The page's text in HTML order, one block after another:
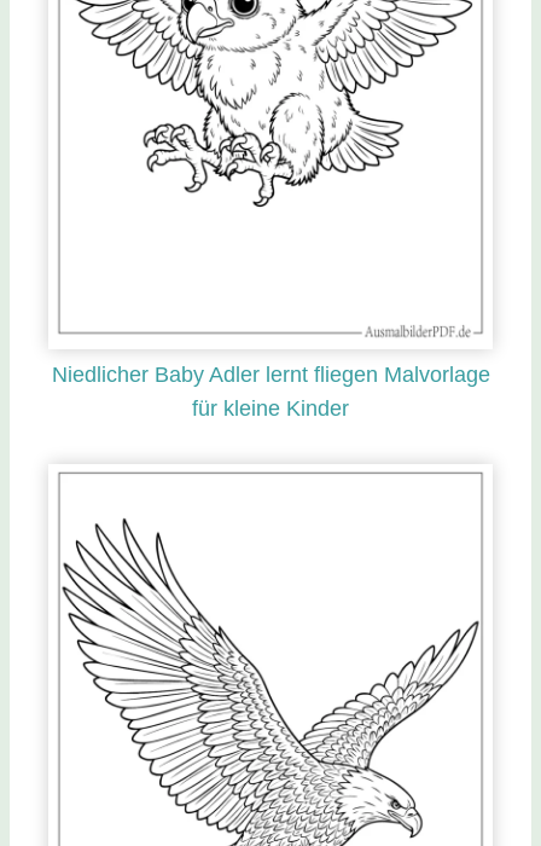
Niedlicher Baby Adler lernt fliegen Malvorlage
für kleine Kinder